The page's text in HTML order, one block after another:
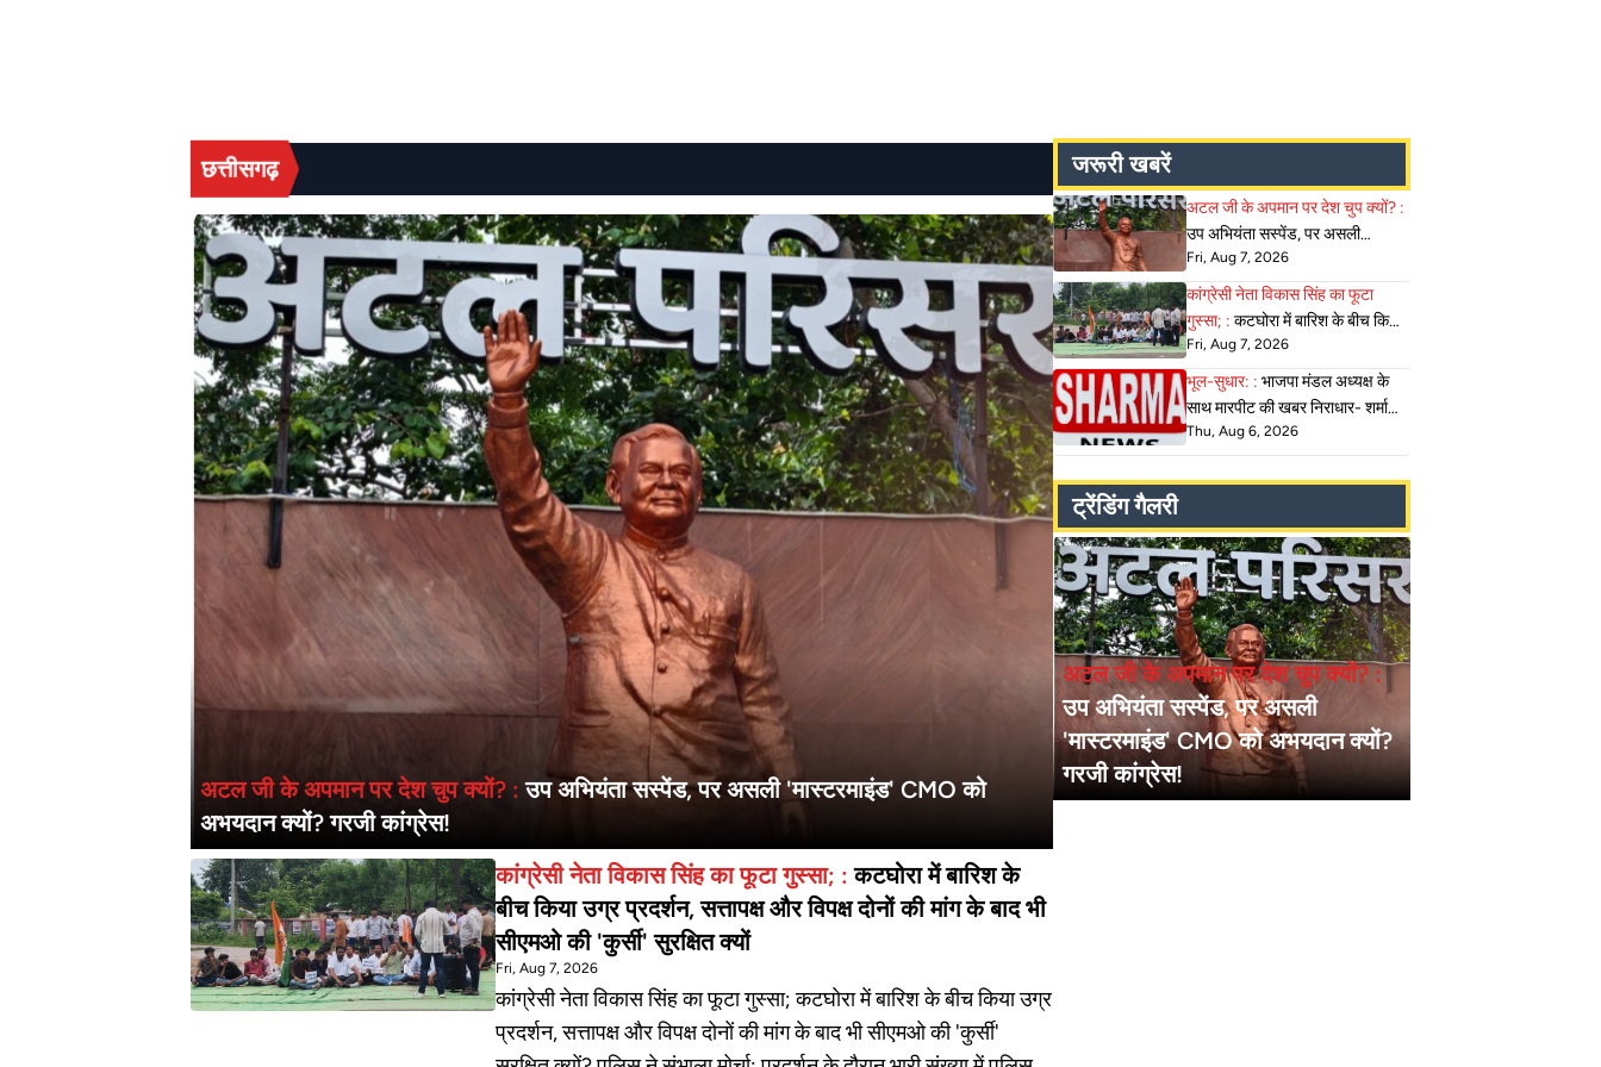
छत्तीसगढ़
अटल जी के अपमान पर देश चुप क्यों? :उप अभियंता सस्पेंड, पर असली 'मास्टरमाइंड' CMO को
अभयदान क्यों? गरजी कांग्रेस!
कांग्रेसी नेता विकास सिंह का फूटा गुस्सा; :कटघोरा में बारिश के
बीच किया उग्र प्रदर्शन, सत्तापक्ष और विपक्ष दोनों की मांग के बाद भी
सीएमओ की 'कुर्सी' सुरक्षित क्यों
Fri, Aug 7, 2026
कांग्रेसी नेता विकास सिंह का फूटा गुस्सा; कटघोरा में बारिश के बीच किया उग्र
प्रदर्शन, सत्तापक्ष और विपक्ष दोनों की मांग के बाद भी सीएमओ की 'कुर्सी'
जरूरी खबरें
अटल जी के अपमान पर देश चुप क्यों? :
उप अभियंता सस्पेंड, पर असली
'मास्टरमाइंड' CMO को अभयदान
क्यों? गरजी कांग्रेस!
Fri, Aug 7, 2026
कांग्रेसी नेता विकास सिंह का फूटा
गुस्सा; : कटघोरा में बारिश के बीच किया
उग्र प्रदर्शन, सत्तापक्ष और विपक्ष दोनों
की मांग के बाद भी सीएमओ की 'कुर्सी'
सुरक्षित क्यों
Fri, Aug 7, 2026
भूल-सुधार: : भाजपा मंडल अध्यक्ष के
साथ मारपीट की खबर निराधार- शर्मा
न्यूज
Thu, Aug 6, 2026
ट्रेंडिंग गैलरी
अटल जी के अपमान पर देश चुप क्यों? :
उप अभियंता सस्पेंड, पर असली
'मास्टरमाइंड' CMO को अभयदान क्यों?
गरजी कांग्रेस!